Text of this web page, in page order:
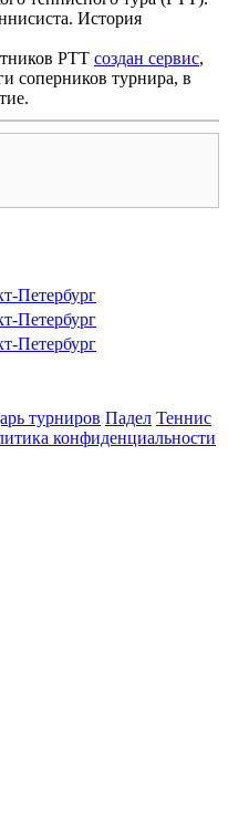
История
РТТ создан сервис,
соперников турнира, в
Петербург
Петербург
Петербург
турниров Падел Теннис
конфиденциальности